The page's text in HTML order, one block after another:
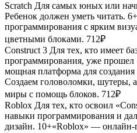
Scratch Для самых юных или
Ребенок должен уметь читать.
программирования с ярким
цветными блоками. 712₽
Construct 3 Для тех, кто имеет
программирования, уже
мощная платформа для
Создаем головоломки, шутеры,
миры с помощь блоков. 712₽
Roblox Для тех, кто освоил
навыки программирования и
дизайн. 10+«Roblox» —